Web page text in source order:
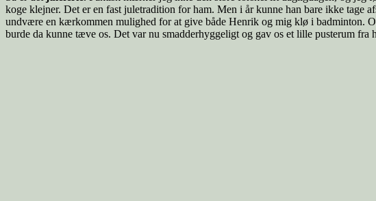
koge klejner. Det er en fast juletradition for ham. Men i år kunne han bare ikke tage
undvære en kærkommen mulighed for at give både Henrik og mig klø i badminton.
burde da kunne tæve os. Det var nu smadderhyggeligt og gav os et lille pusterum